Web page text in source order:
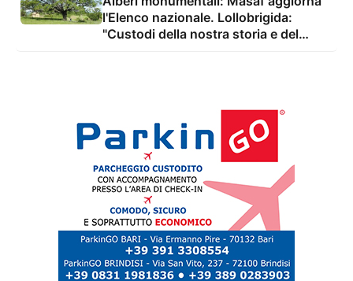
l'Elenco nazionale. Lollobrigida:
"Custodi della nostra storia e del